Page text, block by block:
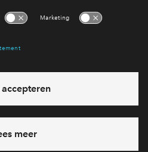
projecten
aanmelden
antwoord? Bel ons op088 -